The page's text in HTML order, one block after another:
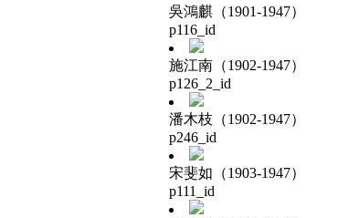
吳鴻麒（1901-1947）
p116_id
施江南（1902-1947）
p126_2_id
潘木枝（1902-1947）
p246_id
宋斐如（1903-1947）
p111_id